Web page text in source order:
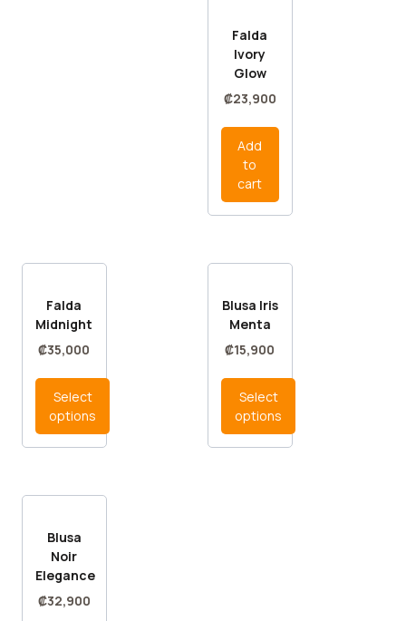
Falda
Ivory
Glow
₡23,900
Add
to
cart
Falda
Midnight
₡35,000
Select
options
Blusa Iris
Menta
₡15,900
Select
options
Blusa
Noir
Elegance
₡32,900